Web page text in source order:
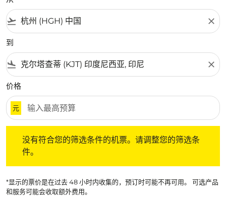
flight_takeoff close
到
flight_land close
价格
元
没有符合您的筛选条件的机票。请调整您的筛选条
件。
*显示的票价是在过去 48 小时内收集的，预订时可能不再可用。 可选产品
和服务可能会收取额外费用。